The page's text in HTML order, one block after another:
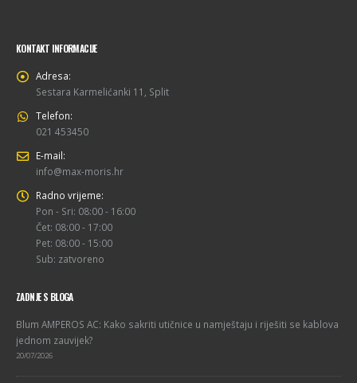
KONTAKT INFORMACIJE
Adresa:
Sestara Karmelićanki 11, Split
Telefon:
021 453450
E-mail:
info@max-moris.hr
Radno vrijeme:
Pon - Sri: 08:00 - 16:00
Čet: 08:00 - 17:00
Pet: 08:00 - 15:00
Sub: zatvoreno
ZADNJE S BLOGA
Blum AMPEROS AC: Kako sakriti utičnice u namještaju i riješiti se kablova
jednom zauvijek?
20/07/2026